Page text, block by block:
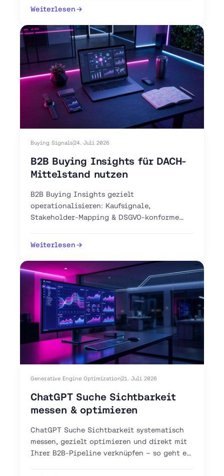
aufsetzen.
Weiterlesen
Buying Signals24. Juli 2026
B2B Buying Insights für DACH-
Mittelstand nutzen
B2B Buying Insights gezielt
operationalisieren: Kaufsignale,
Stakeholder-Mapping & DSGVO-konforme
Pipeline aufbauen.
Weiterlesen
Generative Engine Optimization21. Juli 2026
ChatGPT Suche Sichtbarkeit
messen & optimieren
ChatGPT Suche Sichtbarkeit systematisch
messen, gezielt optimieren und direkt mit
Ihrer B2B-Pipeline verknüpfen – so geht es